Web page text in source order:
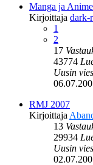
Manga ja Anime
Kirjoittaja dark-
1
2
17
43774
Uusin
RMJ 2007
Kirjoittaja
13
29934
Uusin